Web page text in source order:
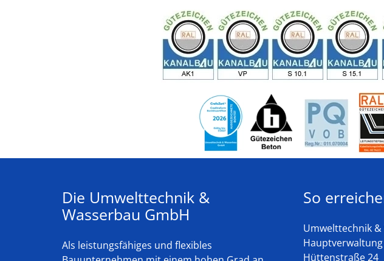
Die Umwelttechnik &
Wasserbau GmbH
Als leistungsfähiges und flexibles
So
Umwelttechnik
Hüttenstraße 24